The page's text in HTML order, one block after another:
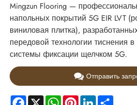
Mingzun Flooring —
напольных покрытий 5G EIR LVT
виниловая плитка),
передовой технологии тиснения в
системы фиксации щелчком 5G.
Отправить
Facebook
X WhatsApp
PinterestLinkedIn